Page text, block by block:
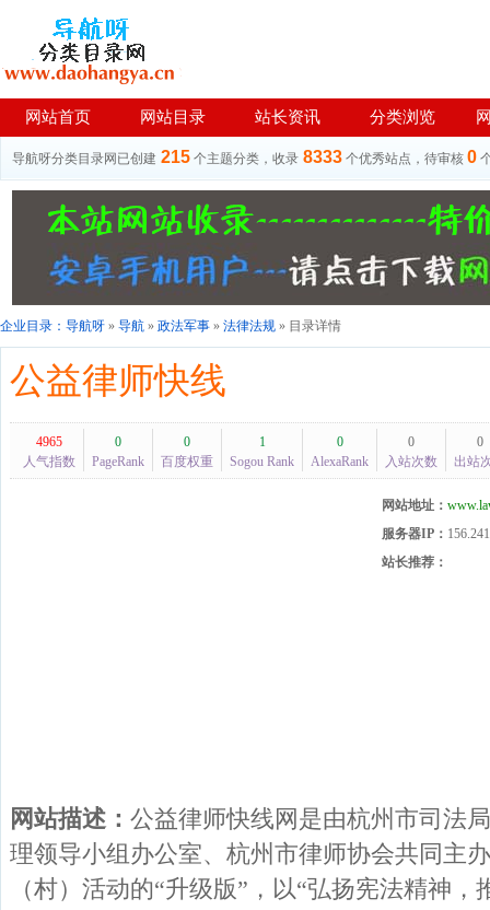
网站首页 网站目录 站长资讯 分类浏览
导航呀分类目录网已创建 215 个主题分类，收录 8333 个优秀站点，待审核 0
企业目录： 导航呀 » 导航 » 政法军事 » 法律法规 » 目录详情
公益律师快线
4965
人气指数
0
PageRank
0
百度权重
1
Sogou Rank
0
AlexaRank
0
入站次数
0
出站
网站地址：
服务器IP：
站长推荐：
网站描述： 公益律师快线网是由杭州市司法
理领导小组办公室、杭州市律师协会共同主
（村）活动的“升级版”，以“弘扬宪法精神